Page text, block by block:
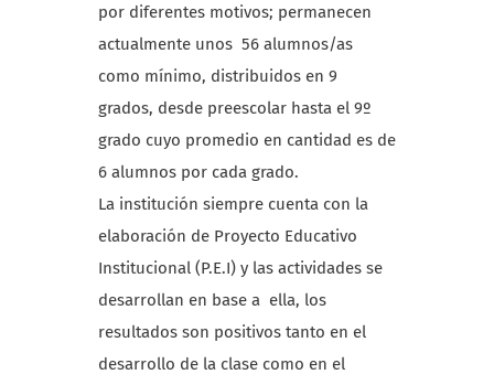
por diferentes motivos; permanecen
actualmente unos 56 alumnos/as
como mínimo, distribuidos en 9
grados, desde preescolar hasta el 9º
grado cuyo promedio en cantidad es de
6 alumnos por cada grado.
La institución siempre cuenta con la
elaboración de Proyecto Educativo
Institucional (P.E.I) y las actividades se
desarrollan en base a ella, los
resultados son positivos tanto en el
desarrollo de la clase como en el